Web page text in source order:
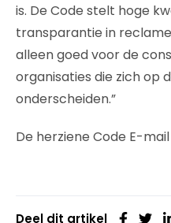
is. De Code stelt hoge
transparantie in
alleen goed voor de
organisaties die zich op
onderscheiden.”
De herziene Code E-mail
Deel dit artikel